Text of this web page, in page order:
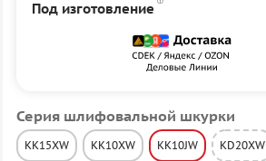
Серия шлифовальной шкурки
KK15XW KK10XW KK10JW KD20XW
Под изготовление